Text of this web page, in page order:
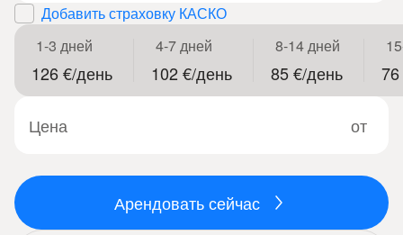
Добавить страховку КАСКО
1-3 дней
126 €/день
4-7 дней
102 €/день
8-14 дней
85 €/день
Цена от
Арендовать сейчас